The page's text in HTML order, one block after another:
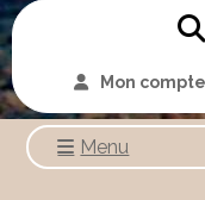
Mon compte
Menu